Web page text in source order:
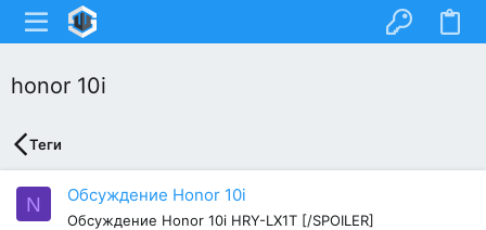
honor 10i
Теги
N Обсуждение Honor 10i
Обсуждение Honor 10i HRY-LX1T [/SPOILER]